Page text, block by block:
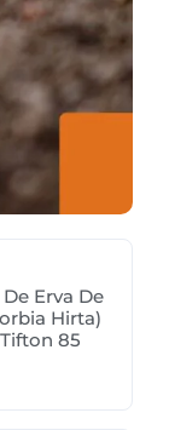
Erva De
Hirta)
85